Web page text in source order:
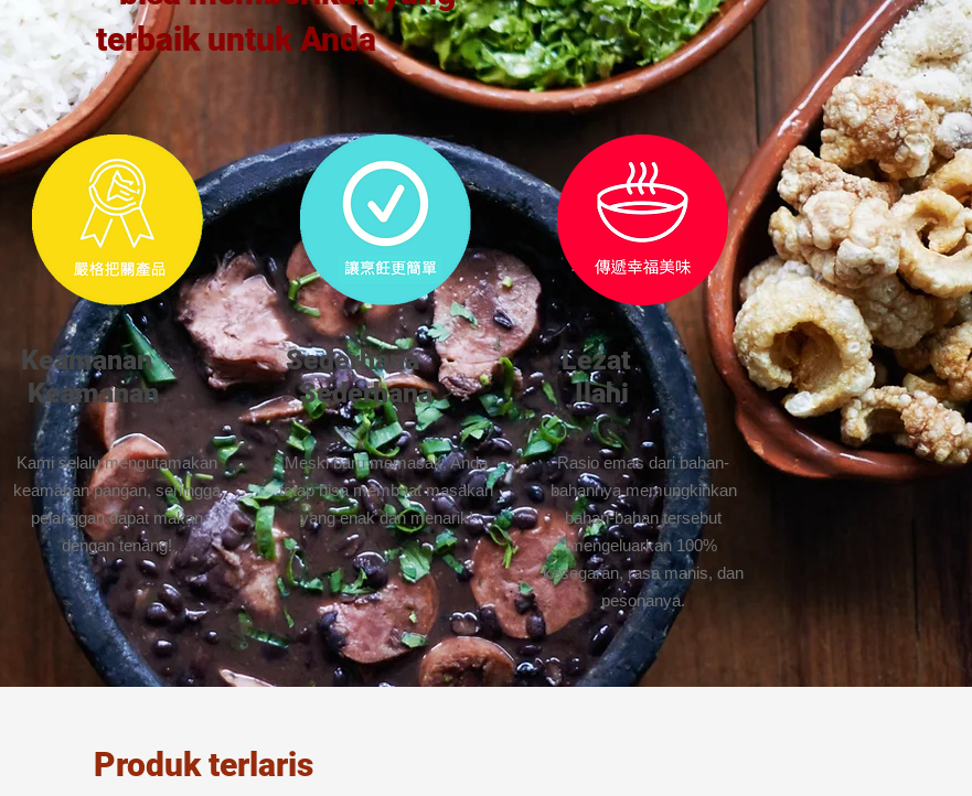
terbaik untuk Anda
Keamanan​
Keamanan
Kami selalu mengutamakan
keamanan pangan, sehingga
pelanggan dapat makan
dengan tenang!
​Sederhana
Sederhana
Meski baru memasak, Anda
tetap bisa membuat masakan
yang enak dan menarik!
Lezat​
Ilahi
Rasio emas dari bahan-
bahannya memungkinkan
bahan-bahan tersebut
mengeluarkan 100%
kesegaran, rasa manis, dan
pesonanya.
​Produk terlaris